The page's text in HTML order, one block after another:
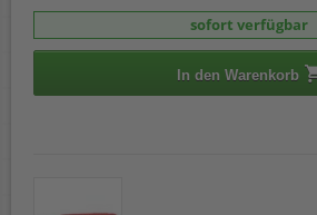
sofort verfügbar
In den Warenkorb